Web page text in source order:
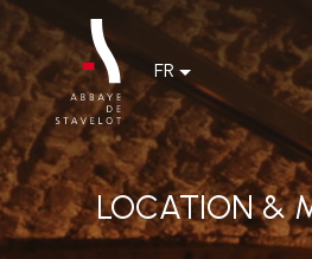
FR
LOCATION &